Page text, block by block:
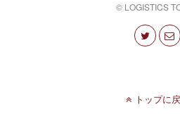
© LOGISTICS
トップに